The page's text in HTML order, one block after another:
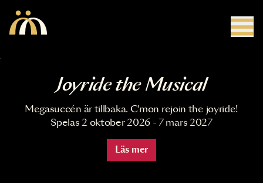
Joyride the Musical
Megasuccén är tillbaka. C'mon rejoin the joyride!
Spelas 2 oktober 2026 - 7 mars 2027
Läs mer